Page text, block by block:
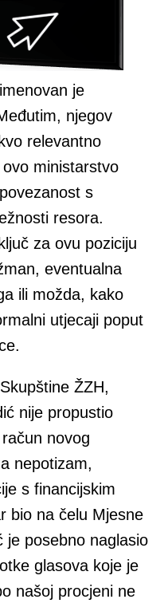
je
njegov
relevantno
ministarstvo
s
resora.
za ovu poziciju
eventualna
ili možda, kako
utjecaji poput
ŽZH,
nije propustio
novog
nepotizam,
s financijskim
bio na čelu Mjesne
je posebno naglasio
glasova koje je
našoj procjeni ne